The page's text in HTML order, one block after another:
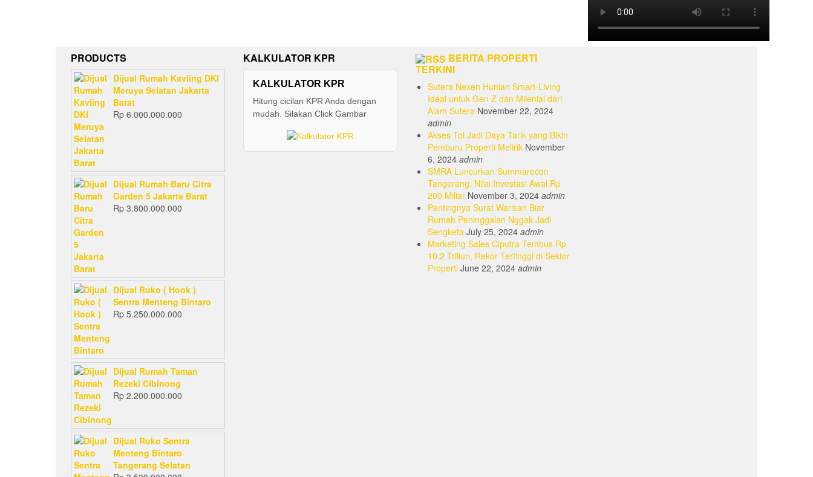
PRODUCTS
Dijual Rumah Kavling DKI
Meruya Selatan Jakarta
Barat
Rp 6.000.000.000
Dijual Rumah Baru Citra
Garden 5 Jakarta Barat
Rp 3.800.000.000
Dijual Ruko ( Hook )
Sentra Menteng Bintaro
Rp 5.250.000.000
Dijual Rumah Taman
Rezeki Cibinong
Rp 2.200.000.000
Dijual Ruko Sentra
Menteng Bintaro
Tangerang Selatan
KALKULATOR KPR
KALKULATOR KPR
Hitung cicilan KPR Anda dengan
mudah. Silakan Click Gambar
BERITA PROPERTI
TERKINI
Sutera Nexen Hunian Smart-Living
Ideal untuk Gen Z dan Milenial dari
Alam Sutera November 22, 2024
admin
Akses Tol Jadi Daya Tarik yang Bikin
Pemburu Properti Melirik November
6, 2024 admin
SMRA Luncurkan Summarecon
Tangerang, Nilai Investasi Awal Rp
200 Miliar November 3, 2024 admin
Pentingnya Surat Warisan Biar
Rumah Peninggalan Nggak Jadi
Sengketa July 25, 2024 admin
Marketing Sales Ciputra Tembus Rp
10,2 Triliun, Rekor Tertinggi di Sektor
Properti June 22, 2024 admin